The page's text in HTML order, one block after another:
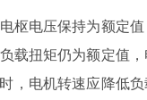
电枢电压保持为额定值
果负载扭矩仍为额定
，电机转速应降低